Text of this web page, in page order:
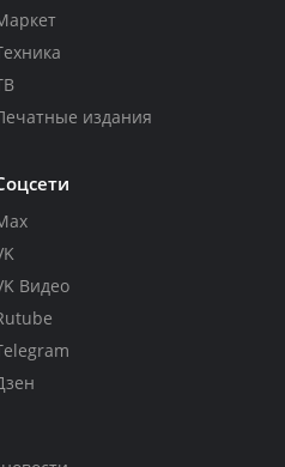
издания
Видео